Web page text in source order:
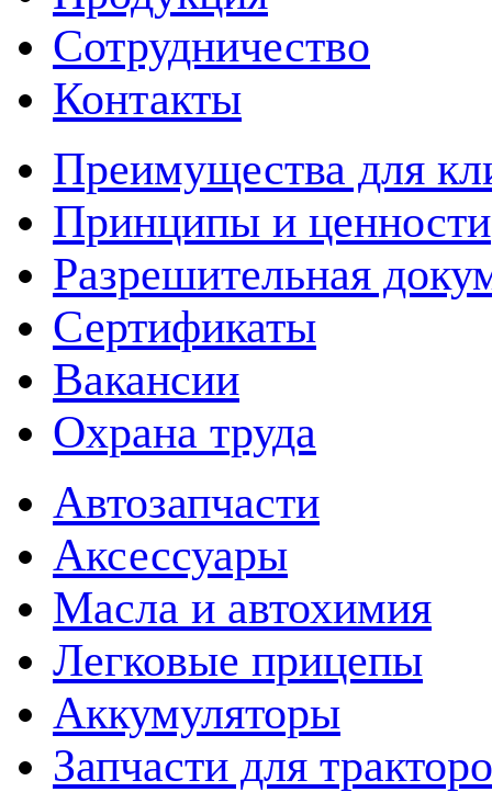
Сотрудничество
Контакты
Преимущества для
Принципы и ценности
Разрешительная
Сертификаты
Вакансии
Охрана труда
Автозапчасти
Аксессуары
Масла и автохимия
Легковые прицепы
Аккумуляторы
Запчасти для